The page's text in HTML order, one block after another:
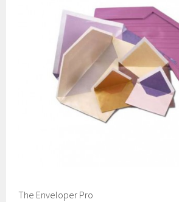
The Enveloper Pro